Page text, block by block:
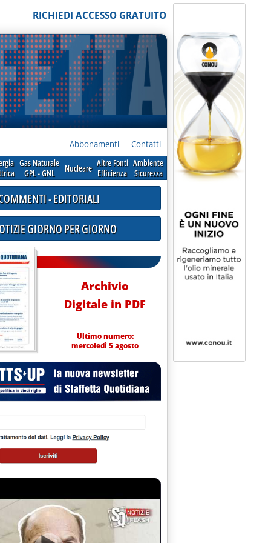
RICHIEDI ACCESSO GRATUITO
Abbonamenti Contatti
Gas Naturale
GPL - GNL
Nucleare Altre Fonti
Efficienza
Ambiente
Sicurezza
alle 0.0.
DEL 17% NEI CONSUMI - IN RECUPERO ANCHE
- EDITORIALI
GIORNO PER GIORNO
Archivio
Digitale in PDF
Ultimo numero:
mercoledì 5 agosto